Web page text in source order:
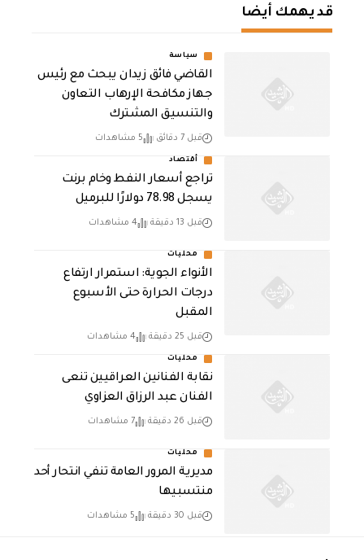
قد يهمك أيضا
سياسة
القاضي فائق زيدان يبحث مع رئيس
جهاز مكافحة الإرهاب التعاون
والتنسيق المشترك
قبل 7 دقائق 5 مشاهدات
أقتصاد
تراجع أسعار النفط وخام برنت
يسجل 78.98 دولارًا للبرميل
قبل 13 دقيقة 4 مشاهدات
محليات
الأنواء الجوية: استمرار ارتفاع
درجات الحرارة حتى الأسبوع
المقبل
قبل 25 دقيقة 4 مشاهدات
محليات
نقابة الفنانين العراقيين تنعى
الفنان عبد الرزاق العزاوي
قبل 26 دقيقة 7 مشاهدات
محليات
مديرية المرور العامة تنفي انتحار أحد
منتسبيها
قبل 30 دقيقة 5 مشاهدات